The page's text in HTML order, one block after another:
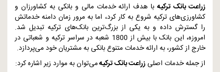
زراعت بانک ترکیهبا هدف ارائه خدمات مالی و بانکی به کشاورزان و
کشاورزی‌های ترکیه شروع به کار کرد، اما به مرور زمان دامنه خدماتش
را گسترش داده و به یکی از بزرگ‌ترین بانک‌های ترکیه تبدیل شد.
امروزه، این بانک با بیش از 1800 شعبه در سراسر ترکیه و شعباتی در
خارج از کشور، به ارائه خدمات متنوع بانکی به مشتریان خود می‌پردازد.
از جمله خدمات اصلی زراعت بانک ترکیهمی‌توان به موارد زیر اشاره کرد: